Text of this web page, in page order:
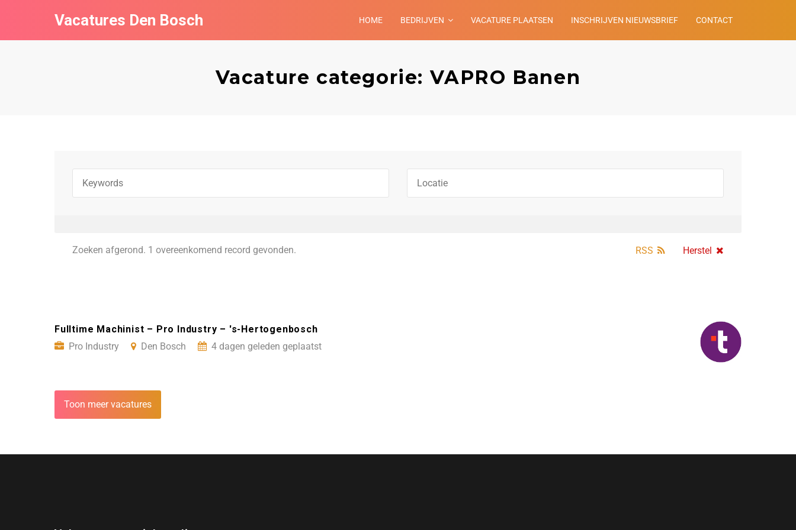
Vacatures Den Bosch HOME BEDRIJVEN VACATURE PLAATSEN INSCHRIJVEN NIEUWSBRIEF CONTACT
Vacature categorie: VAPRO Banen
Zoeken afgerond. 1 overeenkomend record gevonden. Herstel
RSS
Fulltime Machinist – Pro Industry – 's-Hertogenbosch
Pro Industry
Den Bosch 4 dagen geleden geplaatst
Toon meer vacatures